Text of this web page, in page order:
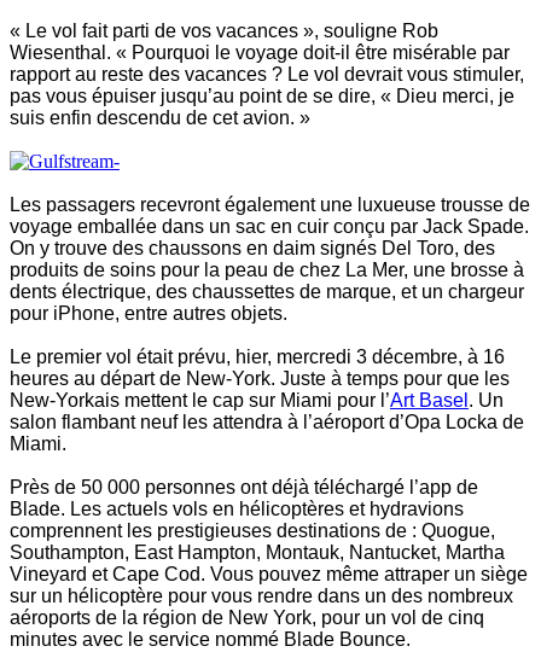
« Le vol fait parti de vos vacances », souligne Rob
Wiesenthal. « Pourquoi le voyage doit-il être misérable par
rapport au reste des vacances ? Le vol devrait vous stimuler,
pas vous épuiser jusqu’au point de se dire, « Dieu merci, je
suis enfin descendu de cet avion. »
Les passagers recevront également une luxueuse trousse de
voyage emballée dans un sac en cuir conçu par Jack Spade.
On y trouve des chaussons en daim signés Del Toro, des
produits de soins pour la peau de chez La Mer, une brosse à
dents électrique, des chaussettes de marque, et un chargeur
pour iPhone, entre autres objets.
Le premier vol était prévu, hier, mercredi 3 décembre, à 16
heures au départ de New-York. Juste à temps pour que les
New-Yorkais mettent le cap sur Miami pour l’Art Basel . Un
salon flambant neuf les attendra à l’aéroport d’Opa Locka de
Miami.
Près de 50 000 personnes ont déjà téléchargé l’app de
Blade. Les actuels vols en hélicoptères et hydravions
comprennent les prestigieuses destinations de : Quogue,
Southampton, East Hampton, Montauk, Nantucket, Martha
Vineyard et Cape Cod. Vous pouvez même attraper un siège
sur un hélicoptère pour vous rendre dans un des nombreux
aéroports de la région de New York, pour un vol de cinq
minutes avec le service nommé Blade Bounce.